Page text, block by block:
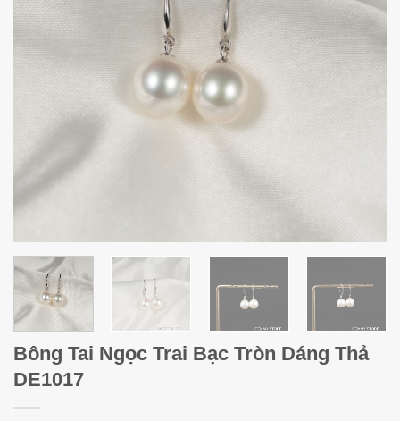
Bông Tai Ngọc Trai Bạc Tròn Dáng Thả
DE1017